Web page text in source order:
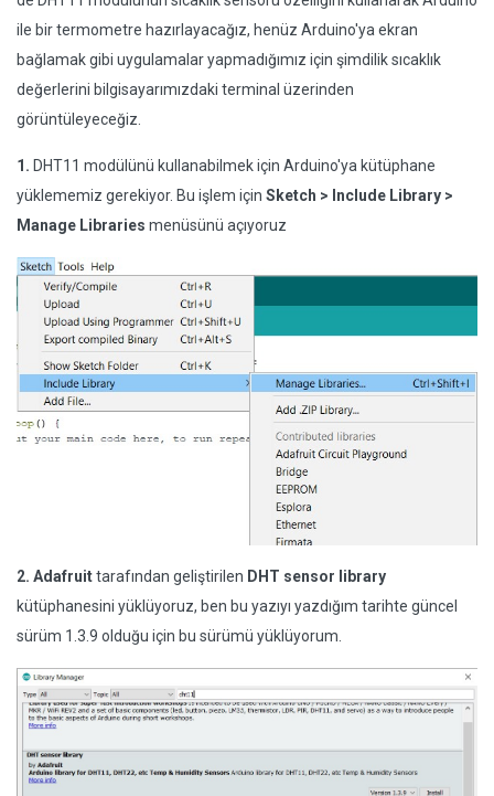
ile bir termometre hazırlayacağız, henüz Arduino'ya ekran
bağlamak gibi uygulamalar yapmadığımız için şimdilik sıcaklık
değerlerini bilgisayarımızdaki terminal üzerinden
görüntüleyeceğiz.
1. DHT11 modülünü kullanabilmek için Arduino'ya kütüphane
yüklememiz gerekiyor. Bu işlem için Sketch > Include Library >
Manage Libraries menüsünü açıyoruz
2. Adafruittarafından geliştirilen DHT sensor library
kütüphanesini yüklüyoruz, ben bu yazıyı yazdığım tarihte güncel
sürüm 1.3.9 olduğu için bu sürümü yüklüyorum.